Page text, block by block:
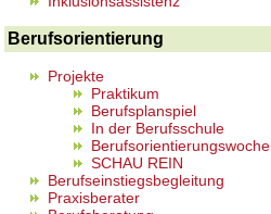
Berufsorientierung
Projekte
Praktikum
Berufsplanspiel
In der Berufsschule
Berufsorientierungswoche
SCHAU REIN
Berufseinstiegsbegleitung
Praxisberater